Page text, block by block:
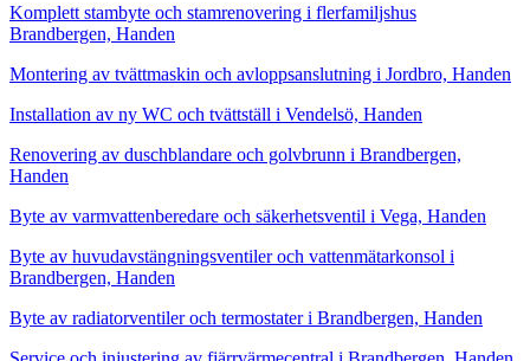
Komplett stambyte och stamrenovering i flerfamiljshus
Brandbergen, Handen
Montering av tvättmaskin och avloppsanslutning i Jordbro, Handen
Installation av ny WC och tvättställ i Vendelsö, Handen
Renovering av duschblandare och golvbrunn i Brandbergen,
Handen
Byte av varmvattenberedare och säkerhetsventil i Vega, Handen
Byte av huvudavstängningsventiler och vattenmätarkonsol i
Brandbergen, Handen
Byte av radiatorventiler och termostater i Brandbergen, Handen